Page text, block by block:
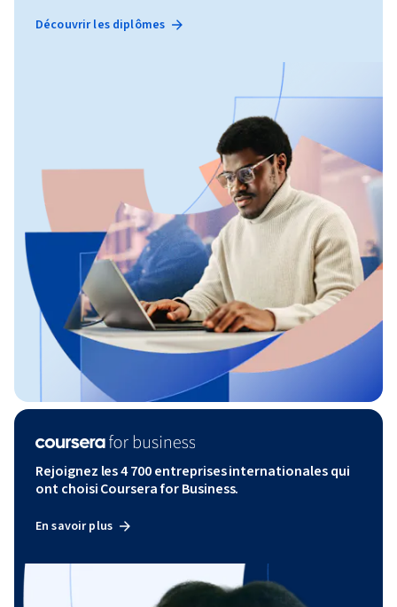
Découvrir les diplômes
Rejoignez les 4 700 entreprises internationales qui
ont choisi Coursera for Business.
En savoir plus